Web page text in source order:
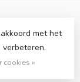
byLightspeed
met het
cookies »